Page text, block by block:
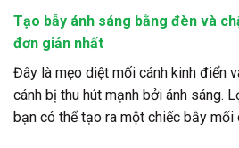
Tạo bẫy ánh sáng bằng đèn và
đơn giản nhất
Đây là mẹo diệt mối cánh kinh điển
cánh bị thu hút mạnh bởi ánh sáng.
bạn có thể tạo ra một chiếc bẫy mối